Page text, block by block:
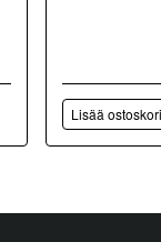
Lisää